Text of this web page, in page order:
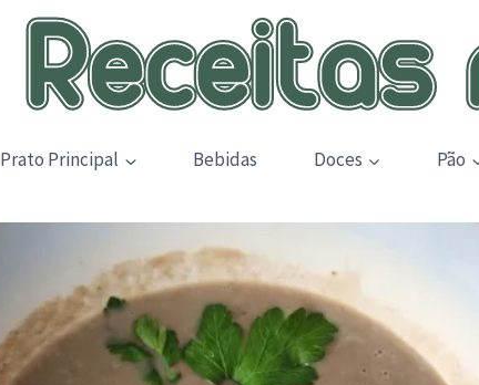
Prato Principal Bebidas Doces Pão